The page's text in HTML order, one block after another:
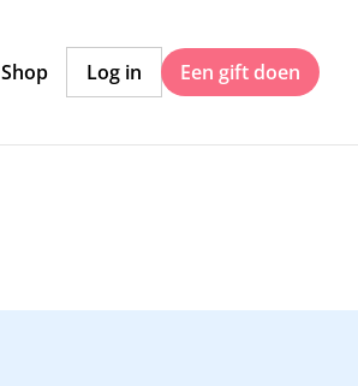
Shop Log in Een gift doen